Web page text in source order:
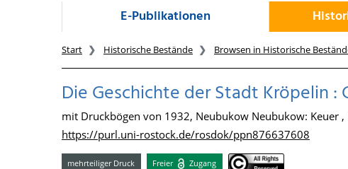
E-Publikationen
Start Historische Bestände Browsen in Historische
Die Geschichte der Stadt Kröpelin :
mit Druckbögen von 1932, Neubukow Neubukow: Keuer ,
https://purl.uni-rostock.de/rosdok/ppn876637608
mehrteiliger Druck Freier Zugang